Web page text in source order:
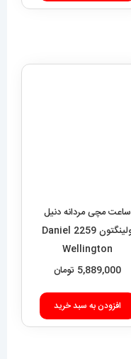
ساعت مچی مردانه دنیل
ولینگتون 2259 Daniel
Wellington
5,889,000 تومان
افزودن به سبد خرید